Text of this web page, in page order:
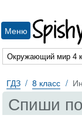
Меню
ГДЗ 8 класс
Спиши